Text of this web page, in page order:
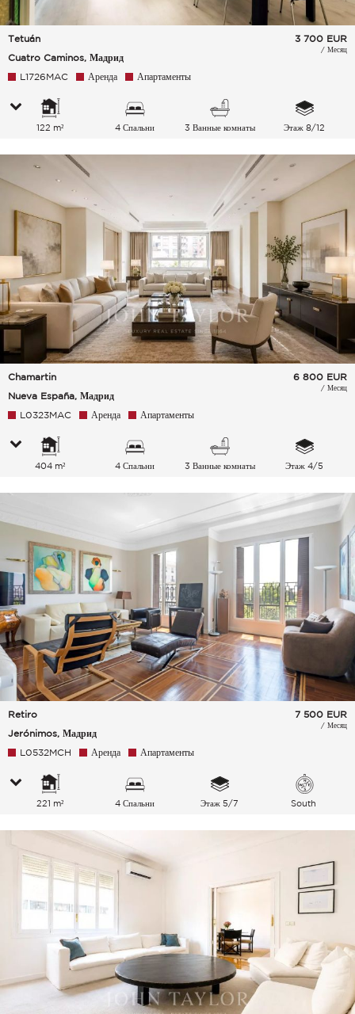
Tetuán
Cuatro Caminos, Мадрид
3 700 EUR
/ Месяц
L1726MAC Аренда Апартаменты
122 m² 4 Спальни 3 Ванные комнаты Этаж 8/12
Chamartin
Nueva España, Мадрид
6 800 EUR
/ Месяц
L0323MAC Аренда Апартаменты
404 m² 4 Спальни 3 Ванные комнаты Этаж 4/5
Retiro
Jerónimos, Мадрид
7 500 EUR
/ Месяц
L0532MCH Аренда Апартаменты
221 m² 4 Спальни Этаж 5/7 South